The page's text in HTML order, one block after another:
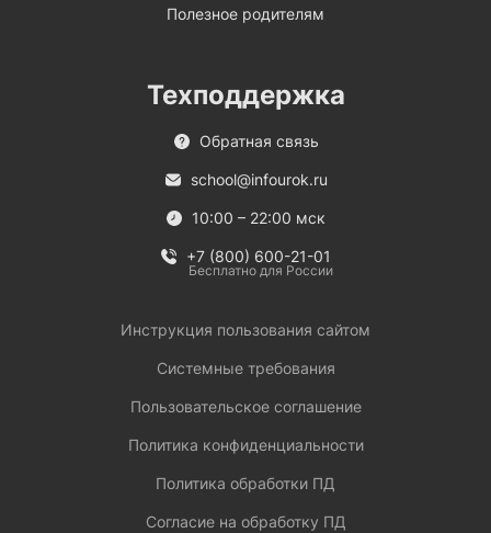
Полезное родителям
Техподдержка
Обратная связь
school@infourok.ru
10:00 – 22:00 мск
+7 (800) 600-21-01
Бесплатно для России
Инструкция пользования сайтом
Системные требования
Пользовательское соглашение
Политика конфиденциальности
Политика обработки ПД
Согласие на обработку ПД